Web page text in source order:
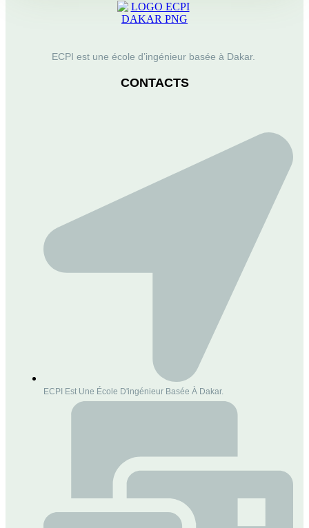
ECPI est une école d’ingénieur basée à Dakar.
CONTACTS
ECPI Est Une École D'ingénieur Basée À Dakar.